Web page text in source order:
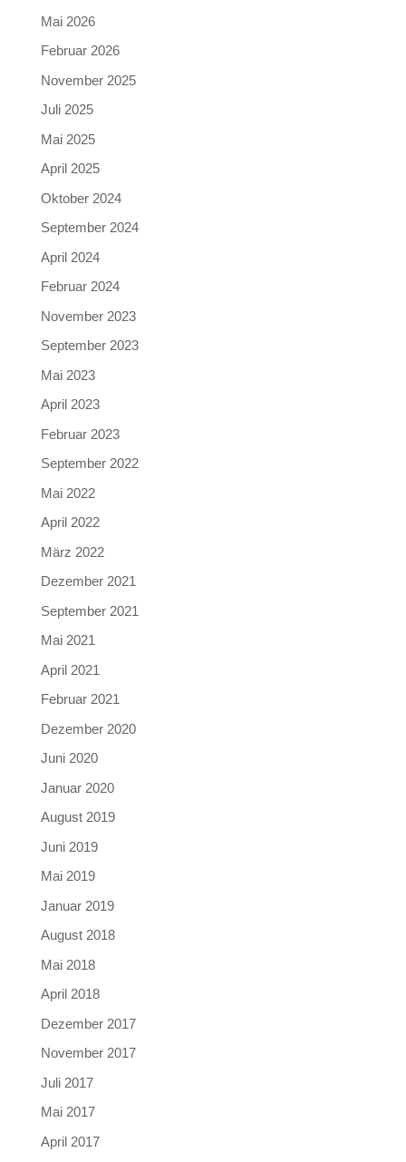
Mai 2026
Februar 2026
November 2025
Juli 2025
Mai 2025
April 2025
Oktober 2024
September 2024
April 2024
Februar 2024
November 2023
September 2023
Mai 2023
April 2023
Februar 2023
September 2022
Mai 2022
April 2022
März 2022
Dezember 2021
September 2021
Mai 2021
April 2021
Februar 2021
Dezember 2020
Juni 2020
Januar 2020
August 2019
Juni 2019
Mai 2019
Januar 2019
August 2018
Mai 2018
April 2018
Dezember 2017
November 2017
Juli 2017
Mai 2017
April 2017